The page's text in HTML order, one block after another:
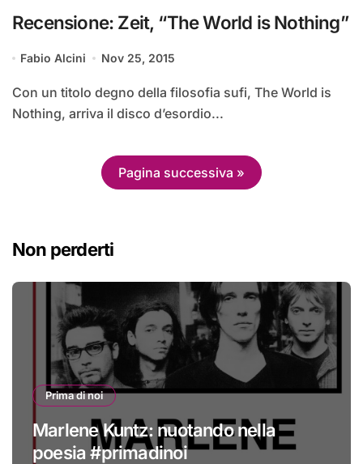
Recensione: Zeit, “The World is Nothing”
Fabio Alcini Nov 25, 2015
Con un titolo degno della filosofia sufi, The World is
Nothing, arriva il disco d’esordio...
Pagina successiva »
Non perderti
Prima di noi
Marlene Kuntz: nuotando nella
poesia #primadinoi